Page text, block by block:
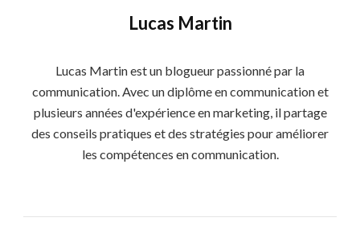
Lucas Martin
Lucas Martin est un blogueur passionné par la
communication. Avec un diplôme en communication et
plusieurs années d'expérience en marketing, il partage
des conseils pratiques et des stratégies pour améliorer
les compétences en communication.